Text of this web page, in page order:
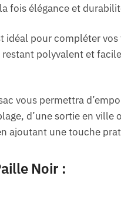
fois élégance et
idéal pour compléter
polyvalent et
vous permettra
d’une sortie en ville
ajoutant une touche
Noir :